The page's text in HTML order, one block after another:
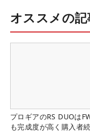
オススメの記
プロギアのRS DUOは
も完成度が高く購入者続